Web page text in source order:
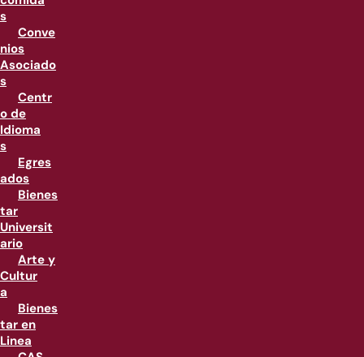
s
Conve
nios
Asociado
s
Centr
o de
Idioma
s
Egres
ados
Bienes
tar
Universit
ario
Arte y
Cultur
a
Bienes
tar en
Linea